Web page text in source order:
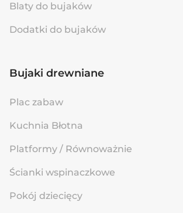
Blaty do bujaków
Dodatki do bujaków
Bujaki drewniane
Plac zabaw
Kuchnia Błotna
Platformy / Równoważnie
Ścianki wspinaczkowe
Pokój dziecięcy